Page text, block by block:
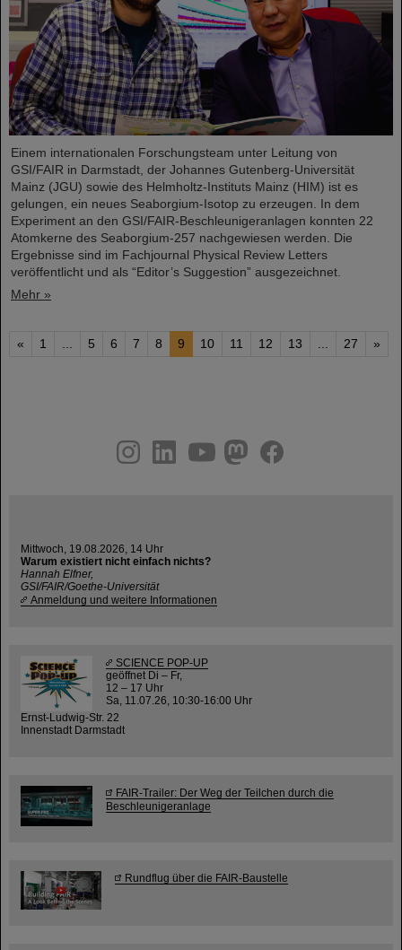
Einem internationalen Forschungsteam unter Leitung von
GSI/FAIR in Darmstadt, der Johannes Gutenberg-Universität
Mainz (JGU) sowie des Helmholtz-Instituts Mainz (HIM) ist es
gelungen, ein neues Seaborgium-Isotop zu erzeugen. In dem
Experiment an den GSI/FAIR-Beschleunigeranlagen konnten 22
Atomkerne des Seaborgium-257 nachgewiesen werden. Die
Ergebnisse sind im Fachjournal Physical Review Letters
veröffentlicht und als “Editor’s Suggestion” ausgezeichnet.
Mehr »
« 1 ... 5 6 7 8 9 10 11 12 13 ... 27 »
youtube
helmholtz.social
facebook
Mittwoch, 19.08.2026, 14 Uhr
Warum existiert nicht einfach nichts?
Hannah Elfner,
GSI/FAIR/Goethe-Universität
Anmeldung und weitere Informationen
SCIENCE POP-UP
geöffnet Di – Fr,
12 – 17 Uhr
Sa, 11.07.26, 10:30-16:00 Uhr
Ernst-Ludwig-Str. 22
Innenstadt Darmstadt
FAIR-Trailer: Der Weg der Teilchen durch die
Beschleunigeranlage
Rundflug über die FAIR-Baustelle